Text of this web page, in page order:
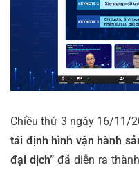
Chiều thứ 3 ngày 16/11/
tái định hình vận hành
đại dịch” đã diễn ra